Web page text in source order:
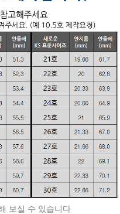
보실 수 있습니다